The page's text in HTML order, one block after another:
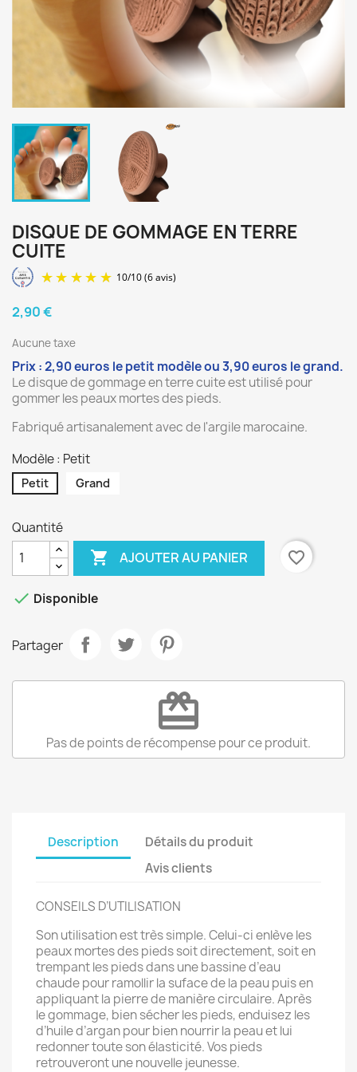
DISQUE DE GOMMAGE EN TERRE
CUITE
10/10(6 avis)
2,90 €
Aucune taxe
Prix : 2,90 euros le petit modèle ou 3,90 euros le grand.
Le disque de gommage en terre cuite est utilisé pour
gommer les peaux mortes des pieds.
Fabriqué artisanalement avec de l'argile marocaine.
Modèle : Petit
Petit Grand
Quantité
 AJOUTER AU PANIER favorite_border
 Disponible
Partager
redeem
Pas de points de récompense pour ce produit.
Description
Détails du produit
Avis clients
CONSEILS D’UTILISATION
Son utilisation est très simple. Celui-ci enlève les
peaux mortes des pieds soit directement, soit en
trempant les pieds dans une bassine d’eau
chaude pour ramollir la suface de la peau puis en
appliquant la pierre de manière circulaire. Après
le gommage, bien sécher les pieds, enduisez les
d’huile d’argan pour bien nourrir la peau et lui
redonner toute son élasticité. Vos pieds
retrouveront une nouvelle jeunesse.